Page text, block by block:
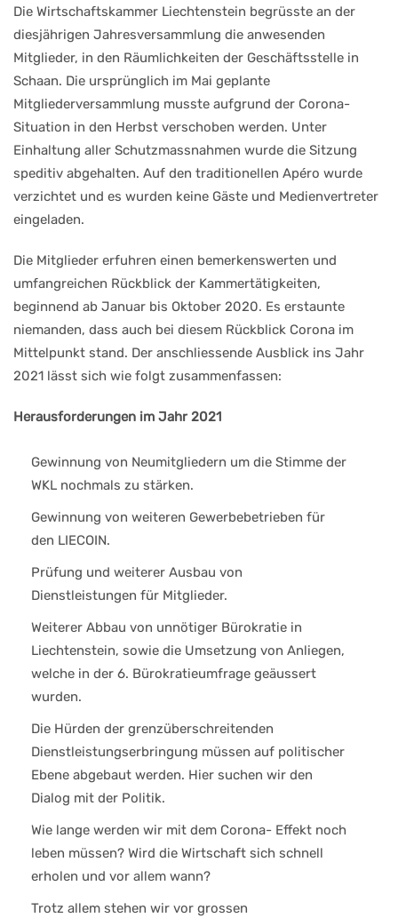
Die Wirtschaftskammer Liechtenstein begrüsste an der
diesjährigen Jahresversammlung die anwesenden
Mitglieder, in den Räumlichkeiten der Geschäftsstelle in
Schaan. Die ursprünglich im Mai geplante
Mitgliederversammlung musste aufgrund der Corona-
Situation in den Herbst verschoben werden. Unter
Einhaltung aller Schutzmassnahmen wurde die Sitzung
speditiv abgehalten. Auf den traditionellen Apéro wurde
verzichtet und es wurden keine Gäste und Medienvertreter
eingeladen.
Die Mitglieder erfuhren einen bemerkenswerten und
umfangreichen Rückblick der Kammertätigkeiten,
beginnend ab Januar bis Oktober 2020. Es erstaunte
niemanden, dass auch bei diesem Rückblick Corona im
Mittelpunkt stand. Der anschliessende Ausblick ins Jahr
2021 lässt sich wie folgt zusammenfassen:
Herausforderungen im Jahr 2021
Gewinnung von Neumitgliedern um die Stimme der
WKL nochmals zu stärken.
Gewinnung von weiteren Gewerbebetrieben für
den LIECOIN.
Prüfung und weiterer Ausbau von
Dienstleistungen für Mitglieder.
Weiterer Abbau von unnötiger Bürokratie in
Liechtenstein, sowie die Umsetzung von Anliegen,
welche in der 6. Bürokratieumfrage geäussert
wurden.
Die Hürden der grenzüberschreitenden
Dienstleistungserbringung müssen auf politischer
Ebene abgebaut werden. Hier suchen wir den
Dialog mit der Politik.
Wie lange werden wir mit dem Corona- Effekt noch
leben müssen? Wird die Wirtschaft sich schnell
erholen und vor allem wann?
Trotz allem stehen wir vor grossen